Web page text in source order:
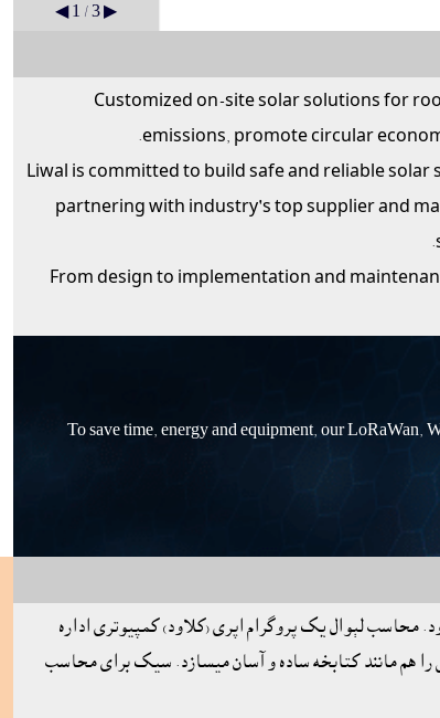
◀ Previous
1 /3▶ديگر
Customized on-site solar solutions for
emissions, promote circular
Liwal is committed to build safe and reliable
partnering with industry's top supplier and
From design to implementation and
To save time, energy and equipment, our LoRaWan,
محاسب لېوال يک پروگرام اپرى (کلاود) کمپيوترى اداره
را هم مانند کتابخه ساده و آسان ميسازد. سيک براى محاسب